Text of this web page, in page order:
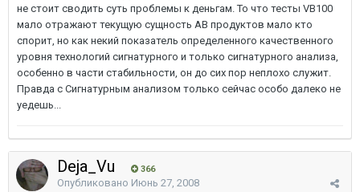
не стоит сводить суть проблемы к деньгам. То что тесты VB100
мало отражают текущую сущность АВ продуктов мало кто
спорит, но как некий показатель определенного качественного
уровня технологий сигнатурного и только сигнатурного анализа,
особенно в части стабильности, он до сих пор неплохо служит.
Правда с Сигнатурным анализом только сейчас особо далеко не
уедешь...
Deja_Vu 366
Опубликовано Июнь 27, 2008